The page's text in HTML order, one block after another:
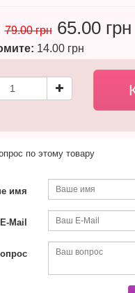
79.00 грн 65.00 грн
14.00 грн
по этому товару
имя
Mail